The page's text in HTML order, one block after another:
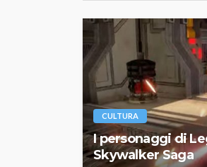
CULTURA
I personaggi di
Skywalker Saga